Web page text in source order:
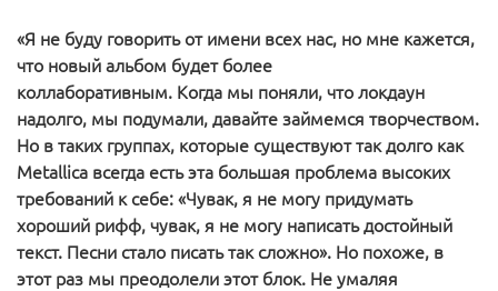
«Я не буду говорить от имени всех нас, но мне кажется,
что новый альбом будет более
коллаборативным. Когда мы поняли, что локдаун
надолго, мы подумали, давайте займемся творчеством.
Но в таких группах, которые существуют так долго как
Metallica всегда есть эта большая проблема высоких
требований к себе: «Чувак, я не могу придумать
хороший рифф, чувак, я не могу написать достойный
текст. Песни стало писать так сложно». Но похоже, в
этот раз мы преодолели этот блок. Не умаляя